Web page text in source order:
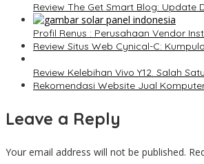
Review The Get Smart Blog: Update
Profil Renus : Perusahaan Vendor
Review Situs Web Cynical-C:
Review Kelebihan Vivo Y12. Salah
Rekomendasi Website Jual
Leave a Reply
Your email address will not be published.